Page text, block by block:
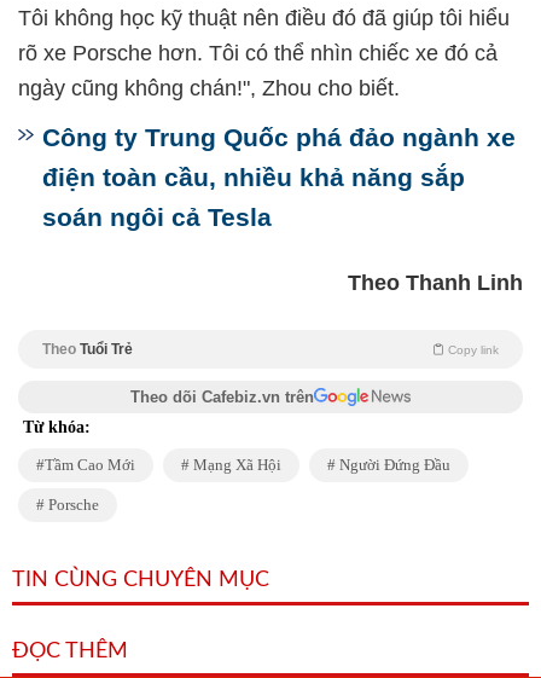
Tôi không học kỹ thuật nên điều đó đã giúp tôi hiểu
rõ xe Porsche hơn. Tôi có thể nhìn chiếc xe đó cả
ngày cũng không chán!", Zhou cho biết.
Công ty Trung Quốc phá đảo ngành xe
điện toàn cầu, nhiều khả năng sắp
soán ngôi cả Tesla
Theo Thanh Linh
Theo Tuổi Trẻ Copy link
Theo dõi Cafebiz.vn trên
Từ khóa:
Tầm Cao Mới Mạng Xã Hội Người Đứng Đầu
Porsche
TIN CÙNG CHUYÊN MỤC
ĐỌC THÊM